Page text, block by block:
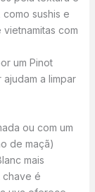
sushis e
com
um Pinot
a limpar
ou com um
de maçã)
mais
chave é